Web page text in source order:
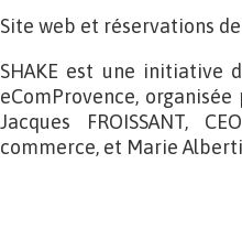
Site web et réservations
SHAKE est une initiative
eComProvence,
Jacques FROISSANT,
commerce, et Marie